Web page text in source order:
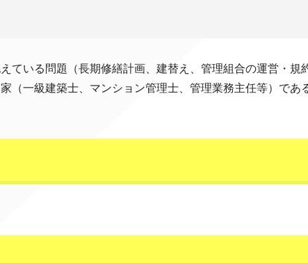
ている問題（長期修繕計画、建替え、管理組合の運営・規
（一級建築士、マンション管理士、管理業務主任等）であ